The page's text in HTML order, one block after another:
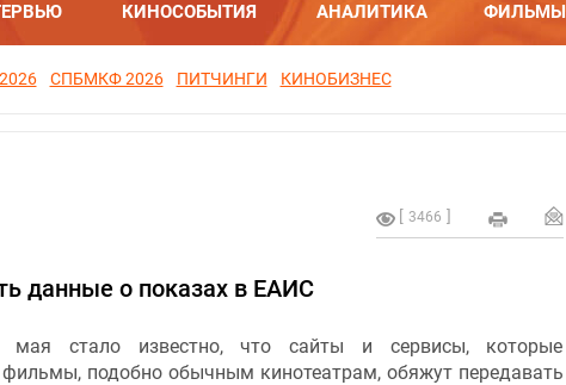
КИНОСОБЫТИЯ АНАЛИТИКА ФИЛЬМЫ
СПБМКФ 2026 ПИТЧИНГИ КИНОБИЗНЕС
3466
данные о показах в ЕАИС
мая стало известно, что сайты и сервисы, которые
подобно обычным кинотеатрам, обяжут передавать